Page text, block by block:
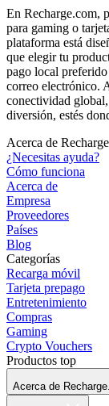
En Recharge.com,
para gaming o
plataforma está
que elegir tu
pago local
correo electrónico.
conectividad
diversión, estés
Acerca de
¿Necesitas ayuda?
Cómo funciona
Acerca de
Empresa
Proveedores
Países
Blog
Categorías
Recarga móvil
Tarjeta prepago
Entretenimiento
Compras
Gaming
Crypto Vouchers
Productos top
Acerca de